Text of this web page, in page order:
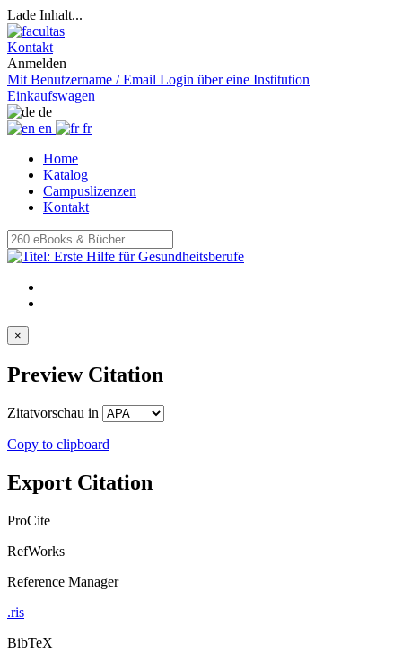
Lade Inhalt...
Kontakt
Anmelden
Mit Benutzername / Email Login über eine Institution
Einkaufswagen
de
en
fr
Home
Katalog
Campuslizenzen
Kontakt
×
Preview Citation
Zitatvorschau in
Copy to clipboard
Export Citation
ProCite
RefWorks
Reference Manager
.ris
BibTeX